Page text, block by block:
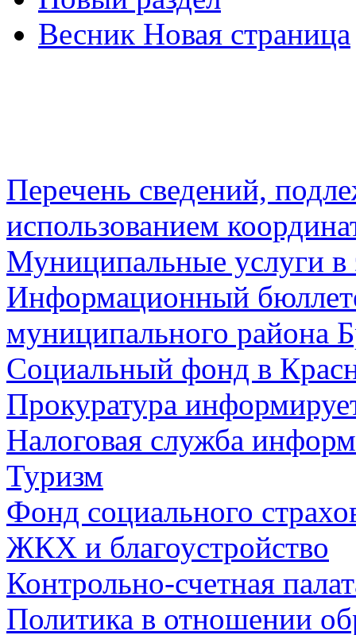
Весник Новая страница
Перечень сведений,
использованием
Муниципальные услуги в
Информационный
муниципального района
Социальный фонд в
Прокуратура
Налоговая служба
Туризм
Фонд социального
ЖКХ и благоустройство
Контрольно-счетная
Политика в отношении